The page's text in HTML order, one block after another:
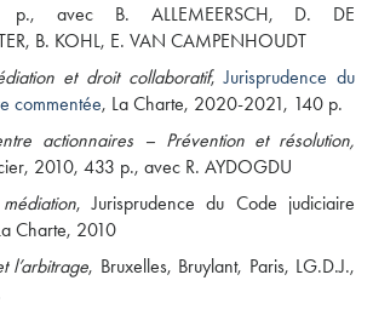
avec B. ALLEMEERSCH, D. DE
B. KOHL, E. VAN CAMPENHOUDT
et droit collaboratif,Jurisprudence du
commentée, La Charte, 2020-2021, 140 p.
actionnaires – Prévention et résolution,
2010, 433 p., avec R. AYDOGDU
, Jurisprudence du Code judiciaire
Charte, 2010
l’arbitrage, Bruxelles, Bruylant, Paris, LG.D.J.,